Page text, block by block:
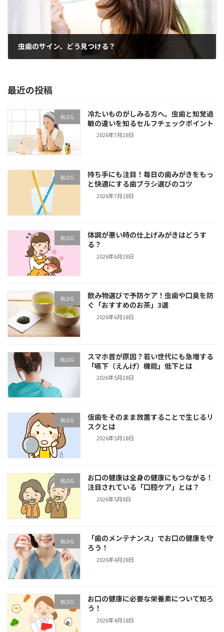
虫歯のサイン、どう見つける？
最近の投稿
BLOG
冷たいものがしみる方へ。虫歯と知覚過
敏の違いを知るセルフチェックポイント
2026年7月28日
BLOG
持ち手にも注目！毎日の歯みがきをもっ
と快適にする歯ブラシ選びのコツ
2026年7月18日
BLOG
体調が悪い時の仕上げみがきはどうす
る？
2026年6月28日
BLOG
飲み物選びで予防ケア！虫歯や口臭を防
ぐ「おすすめのお茶」3選
2026年6月18日
BLOG
スマホ首が原因？若い世代にも急増する
「嚥下（えんげ）機能」低下とは
2026年5月28日
BLOG
仮歯をそのまま放置することで生じるリ
スクとは
2026年5月18日
BLOG
お口の健康は全身の健康にもつながる！
注目されている「口腔ケア」とは？
2026年5月8日
BLOG
「歯のメンテナンス」でお口の健康を守
ろう！
2026年4月28日
BLOG
お口の健康に必要な栄養素について知ろ
う！
2026年4月18日